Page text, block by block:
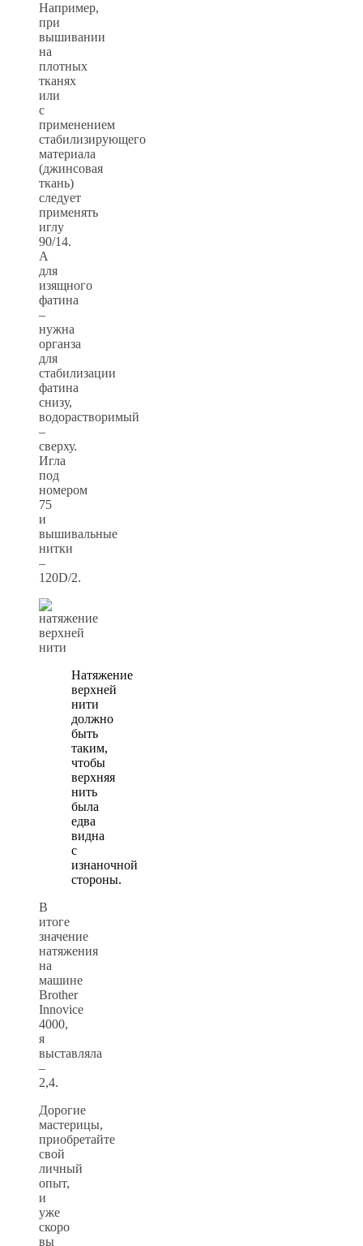
Например,
при
вышивании
на
плотных
тканях
или
с
применением
стабилизирующего
материала
(джинсовая
ткань)
следует
применять
иглу
90/14.
А
для
изящного
фатина
–
нужна
органза
для
стабилизации
фатина
снизу,
водорастворимый
–
сверху.
Игла
под
номером
75
и
вышивальные
нитки
–
120D/2.
Натяжение
верхней
нити
должно
быть
таким,
чтобы
верхняя
нить
была
едва
видна
с
изнаночной
стороны.
В
итоге
значение
натяжения
на
машине
Brother
Innovice
4000,
я
выставляла
–
2,4.
Дорогие
мастерицы,
приобретайте
свой
личный
опыт,
и
уже
скоро
вы